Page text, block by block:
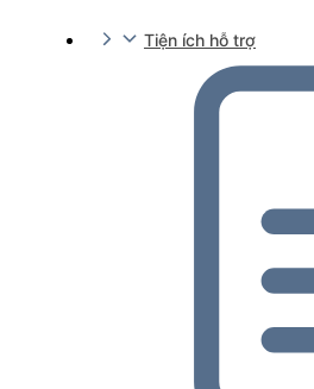
Tiện ích hỗ trợ